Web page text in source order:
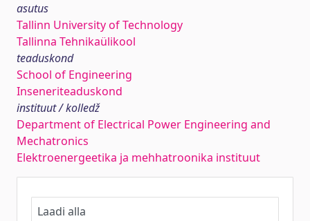
asutus
Tallinn University of Technology
Tallinna Tehnikaülikool
teaduskond
School of Engineering
Inseneriteaduskond
instituut / kolledž
Department of Electrical Power Engineering and
Mechatronics
Elektroenergeetika ja mehhatroonika instituut
Laadi alla